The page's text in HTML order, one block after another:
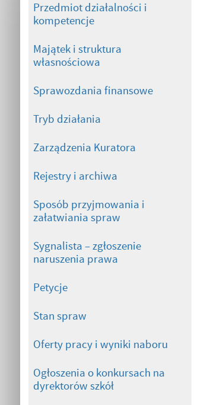
Przedmiot działalności i
kompetencje
Majątek i struktura
własnościowa
Sprawozdania finansowe
Tryb działania
Zarządzenia Kuratora
Rejestry i archiwa
Sposób przyjmowania i
załatwiania spraw
Sygnalista – zgłoszenie
naruszenia prawa
Petycje
Stan spraw
Oferty pracy i wyniki naboru
Ogłoszenia o konkursach na
dyrektorów szkół